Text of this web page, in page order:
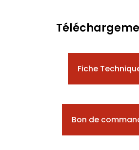
Fiche
Bon de